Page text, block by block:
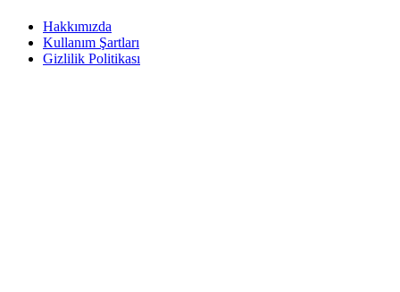
Hakkımızda
Kullanım Şartları
Gizlilik Politikası